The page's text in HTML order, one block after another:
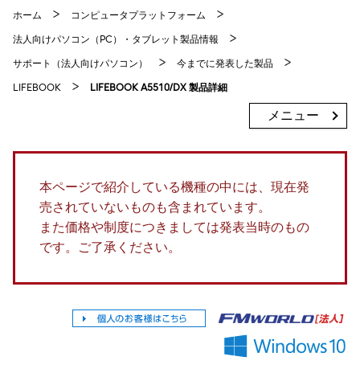
ホーム コンピュータプラットフォーム
法人向けパソコン（PC）・タブレット製品情報
サポート（法人向けパソコン） 今までに発表した製品
LIFEBOOK LIFEBOOK A5510/DX 製品詳細
メニュー
本ページで紹介している機種の中には、現在発
売されていないものも含まれています。
また価格や制度につきましては発表当時のもの
です。ご了承ください。